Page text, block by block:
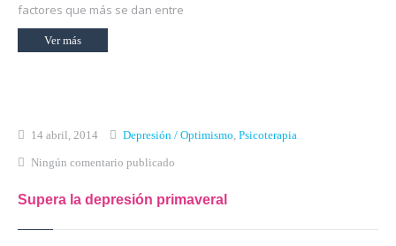
factores que más se dan entre
Ver más
14 abril, 2014 Depresión / Optimismo Psicoterapia
Ningún comentario publicado
Supera la depresión primaveral